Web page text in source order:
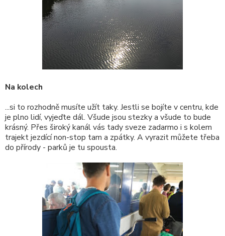
Na kolech
...si to rozhodně musíte užít taky. Jestli se bojíte v centru, kde
je plno lidí, vyjeďte dál. Všude jsou stezky a všude to bude
krásný. Přes široký kanál vás tady sveze zadarmo i s kolem
trajekt jezdící non-stop tam a zpátky. A vyrazit můžete třeba
do přírody - parků je tu spousta.